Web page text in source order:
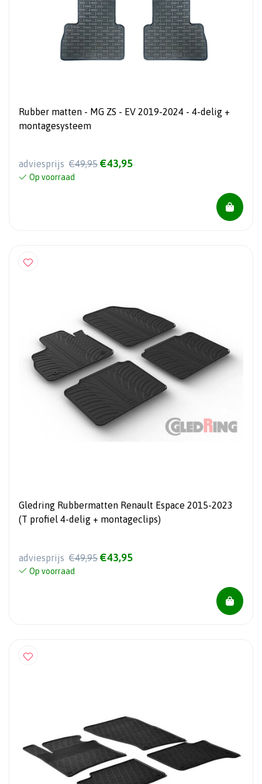
Rubber matten - MG ZS - EV 2019-2024 - 4-delig +
montagesysteem
adviesprijs €49,95 €43,95
Op voorraad
Gledring Rubbermatten Renault Espace 2015-2023
(T profiel 4-delig + montageclips)
adviesprijs €49,95 €43,95
Op voorraad